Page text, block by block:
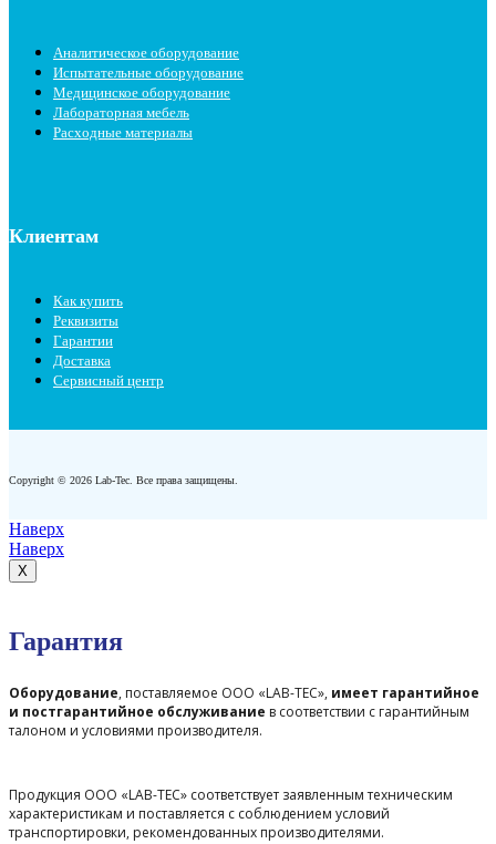
Аналитическое оборудование
Испытательные оборудование
Медицинское оборудование
Лабораторная мебель
Расходные материалы
Клиентам
Как купить
Реквизиты
Гарантии
Доставка
Сервисный центр
Copyright © 2026 Lab-Tec. Все права защищены.
Наверх
Наверх
X
Гарантия
Оборудование, поставляемое ООО «LAB-TEC», имеет гарантийное
и постгарантийное обслуживание в соответствии с гарантийным
талоном и условиями производителя.
Продукция ООО «LAB-TEC» соответствует заявленным техническим
характеристикам и поставляется с соблюдением условий
транспортировки, рекомендованных производителями.